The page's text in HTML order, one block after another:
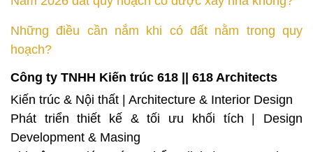
Những điều cần nắm khi có đất nằm trong quy
hoạch?
Công ty TNHH Kiến trúc 618 || 618 Architects
Kiến trúc & Nội thất | Architecture & Interior Design
Phát triển thiết kế & tối ưu khối tích | Design
Development & Masing